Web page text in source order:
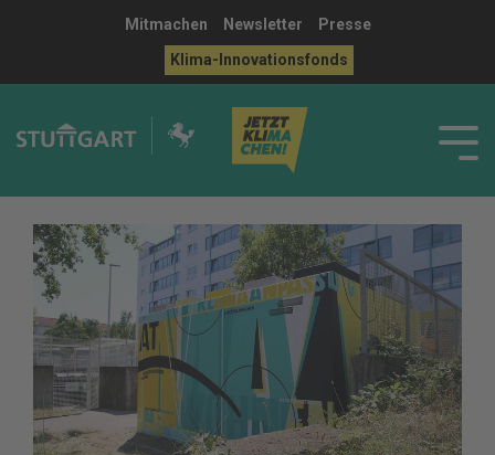
Mitmachen Newsletter
Presse
Klima-Innovationsfonds